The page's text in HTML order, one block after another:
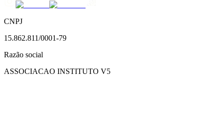
CNPJ
15.862.811/0001-79
Razão social
ASSOCIACAO INSTITUTO V5